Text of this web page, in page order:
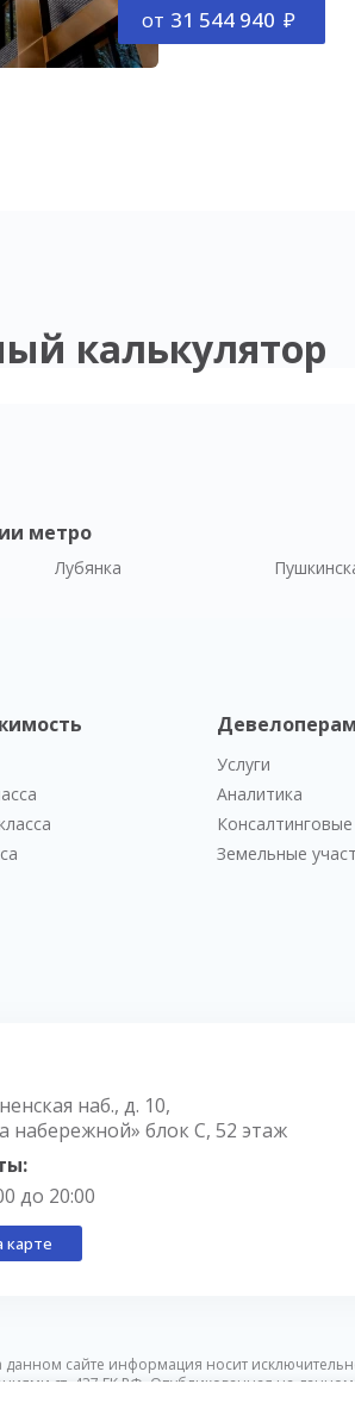
от 31 544 940
калькулятор
метро
Лубянка
Девелоперам
Услуги
Аналитика
Земельные
наб., д. 10,
набережной» блок С, 52 этаж
до 20:00
карте
данном сайте информация носит
ст. 437 ГК РФ. Опубликованная на